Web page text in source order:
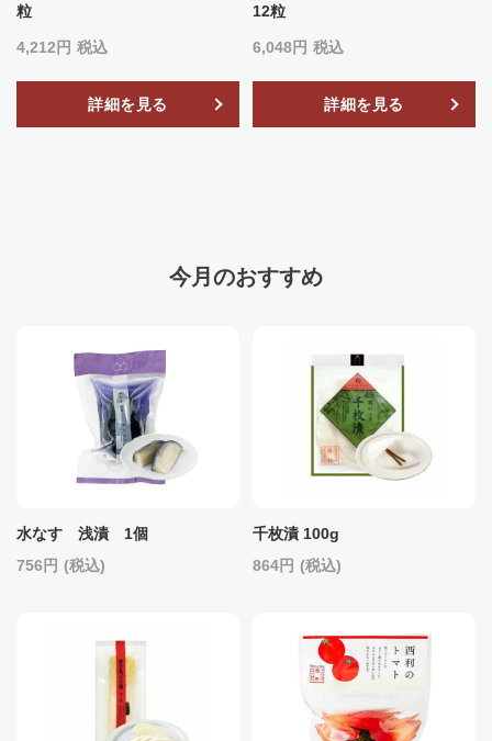
粒
4,212 税込
詳細を見る
12粒
6,048 税込
詳細を見る
今月のおすすめ
水なす 浅漬 1個
756
(税込)
千枚漬 100g
864
(税込)